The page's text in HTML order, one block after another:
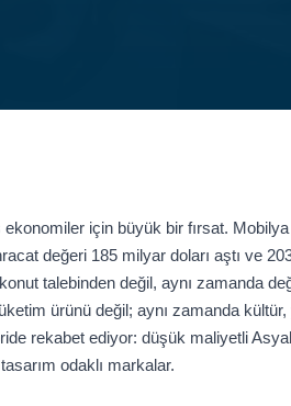
için büyük bir fırsat.
değeri 185 milyar doları aştı ve
talebinden değil, aynı zamanda
ürünü değil; aynı zamanda
rekabet ediyor: düşük maliyetli
odaklı markalar.